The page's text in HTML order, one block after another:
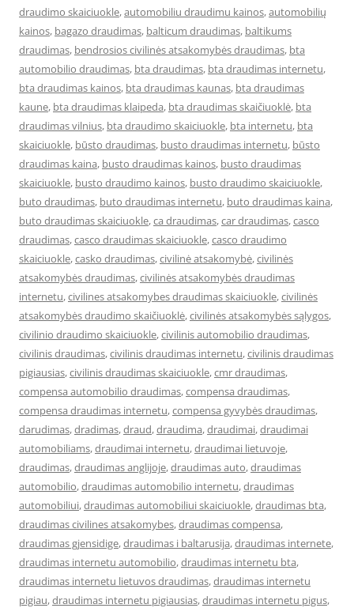
draudimo skaiciuokle,automobiliu draudimu kainos,automobilių
kainos, bagazo draudimas, balticum draudimas, baltikums
draudimas, bendrosios civilinės atsakomybės draudimas, bta
automobilio draudimas, bta draudimas, bta draudimas internetu,
bta draudimas kainos, bta draudimas kaunas, bta draudimas
kaune, bta draudimas klaipeda, bta draudimas skaičiuoklė, bta
draudimas vilnius, bta draudimo skaiciuokle, bta internetu, bta
skaiciuokle, būsto draudimas, busto draudimas internetu, būsto
draudimas kaina, busto draudimas kainos, busto draudimas
skaiciuokle, busto draudimo kainos, busto draudimo skaiciuokle,
buto draudimas, buto draudimas internetu, buto draudimas kaina,
buto draudimas skaiciuokle,ca draudimas,car draudimas,casco
draudimas,casco draudimas skaiciuokle,casco draudimo
skaiciuokle,casko draudimas,civilinė atsakomybė,civilinės
atsakomybės draudimas,civilinės atsakomybės draudimas
internetu,civilines atsakomybes draudimas skaiciuokle,civilinės
atsakomybės draudimo skaičiuoklė,civilinės atsakomybės sąlygos,
civilinio draudimo skaiciuokle,civilinis automobilio draudimas,
civilinis draudimas,civilinis draudimas internetu,civilinis draudimas
pigiausias,civilinis draudimas skaiciuokle,cmr draudimas,
compensa automobilio draudimas,compensa draudimas,
compensa draudimas internetu,compensa gyvybės draudimas,
darudimas,dradimas,draud,draudima,draudimai,draudimai
automobiliams,draudimai internetu,draudimai lietuvoje,
draudimas,draudimas anglijoje,draudimas auto,draudimas
automobilio,draudimas automobilio internetu,draudimas
automobiliui,draudimas automobiliui skaiciuokle,draudimas bta,
draudimas civilines atsakomybes,draudimas compensa,
draudimas gjensidige,draudimas i baltarusija,draudimas internete,
draudimas internetu automobilio,draudimas internetu bta,
draudimas internetu lietuvos draudimas,draudimas internetu
pigiau,draudimas internetu pigiausias,draudimas internetu pigus,